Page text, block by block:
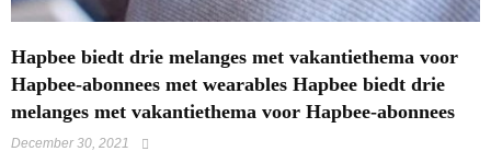
Hapbee biedt drie melanges met vakantiethema voor
Hapbee-abonnees met wearables Hapbee biedt drie
melanges met vakantiethema voor Hapbee-abonnees
December 30, 2021